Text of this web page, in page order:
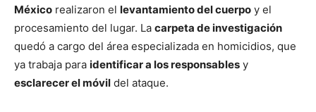
México realizaron el levantamiento del cuerpo y el
procesamiento del lugar. La carpeta de investigación
quedó a cargo del área especializada en homicidios, que
ya trabaja para identificar a los responsables y
esclarecer el móvil del ataque.